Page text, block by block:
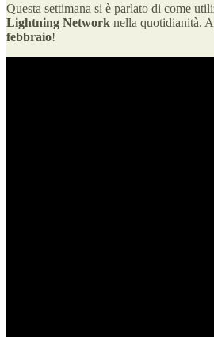
Questa settimana si è parlato di come
Lightning Network nella quotidianità.
febbraio!